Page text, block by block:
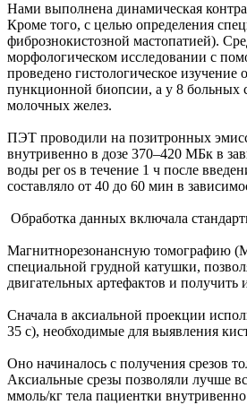
Нами выполнена динамическая
Кроме того, с целью определения
фибрознокистозной мастопатией).
морфологическом исследовании с
проведено гистологическое
пункционной биопсии, а у 8 больных
молочных желез.
ПЭТ проводили на позитронных
внутривенно в дозе 370–420 МБк в
воды per os в течение 1 ч после
составляло от 40 до 60 мин в
Обработка данных включала
Магнитнорезонансную томографию
специальной грудной катушки,
двигательных артефактов и
Сначала в аксиальной проекции
35 с), необходимые для выявления
Оно начиналось с получения срезов
Аксиальные срезы позволяли лучше
ммоль/кг тела пациентки